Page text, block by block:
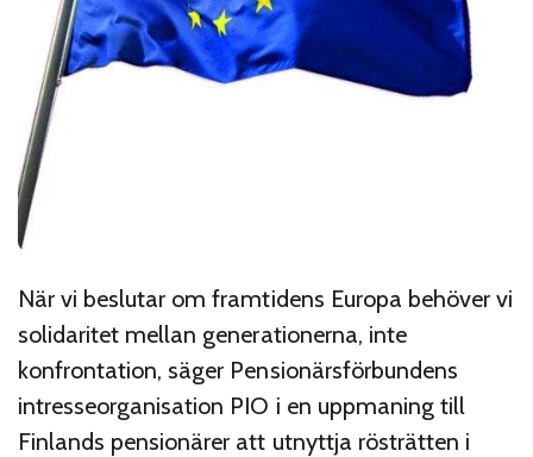
När vi beslutar om framtidens Europa behöver vi
solidaritet mellan generationerna, inte
konfrontation, säger Pensionärsförbundens
intresseorganisation PIO i en uppmaning till
Finlands pensionärer att utnyttja rösträtten i